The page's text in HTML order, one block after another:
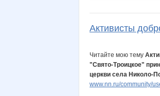
Активисты
Читайте мою тему
"Свято-Троицкое"
церкви села Николо-
www.nn.ru/community/